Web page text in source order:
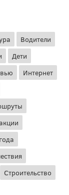
Водители
Дети
Интернет
Строительство